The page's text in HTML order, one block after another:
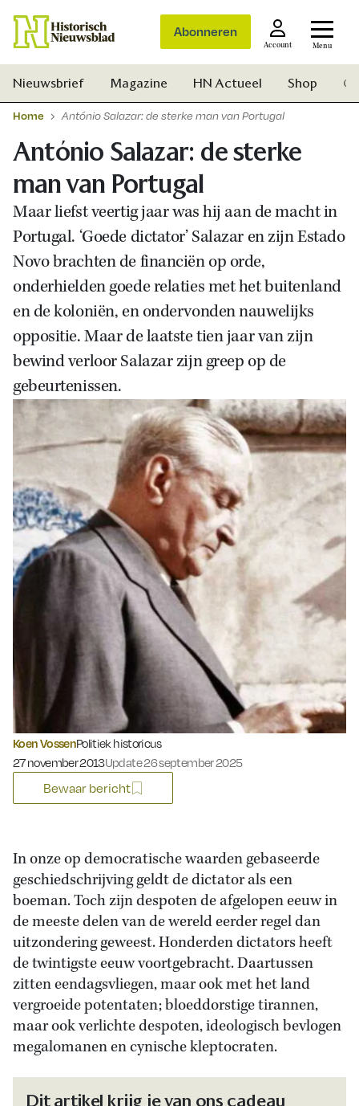
Abonneren
Account Menu
Zoek
Nieuwsbrief Magazine HN Actueel Shop
Home António Salazar: de sterke man van Portugal
António Salazar: de sterke
man van Portugal
Maar liefst veertig jaar was hij aan de macht in
Portugal. ‘Goede dictator’ Salazar en zijn Estado
Novo brachten de financiën op orde,
onderhielden goede relaties met het buitenland
en de koloniën, en ondervonden nauwelijks
oppositie. Maar de laatste tien jaar van zijn
bewind verloor Salazar zijn greep op de
gebeurtenissen.
Koen VossenPolitiek historicus
Gepubliceerd op:
27 november 2013Update 26 september 2025
Bewaar bericht
In onze op democratische waarden gebaseerde
geschiedschrijving geldt de dictator als een
boeman. Toch zijn despoten de afgelopen eeuw in
de meeste delen van de wereld eerder regel dan
uitzondering geweest. Honderden dictators heeft
de twintigste eeuw voortgebracht. Daartussen
zitten eendagsvliegen, maar ook met het land
vergroeide potentaten; bloeddorstige tirannen,
maar ook verlichte despoten, ideologisch bevlogen
megalomanen en cynische kleptocraten.
Dit artikel krijg je van ons cadeau